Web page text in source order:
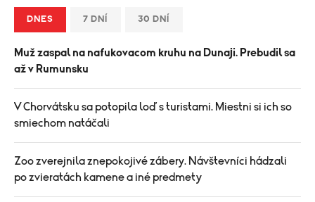
DNES 7 DNÍ 30 DNÍ
Muž zaspal na nafukovacom kruhu na Dunaji. Prebudil sa
až v Rumunsku
V Chorvátsku sa potopila loď s turistami. Miestni si ich so
smiechom natáčali
Zoo zverejnila znepokojivé zábery. Návštevníci hádzali
po zvieratách kamene a iné predmety